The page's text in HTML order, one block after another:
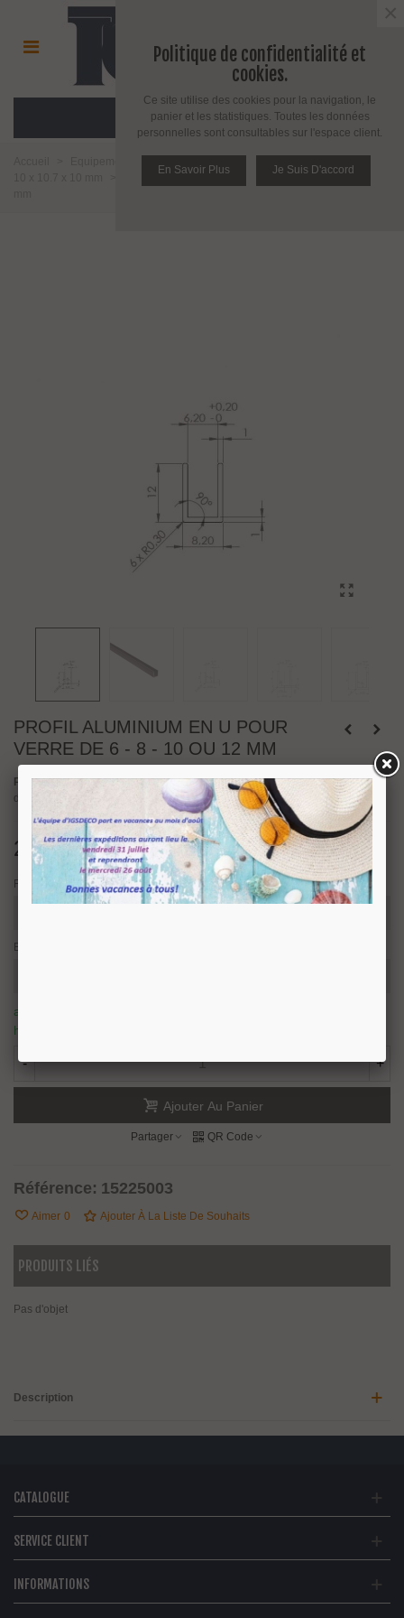
MENU
PROFIL ALUMINIUM EN U POUR
VERRE DE 6 - 8 - 10 OU 12 MM
Profil aluminium en Upour verre d'épaisseur 6 - 8 - 10 ou 12 mm. Profil
disponible en finition brillant, brossé, mat et noir.
20,30 € TTC
Finition
Epaisseur
article en stock, nous prévoyons une expédition sous 24/48
heures.
- +
Ajouter Au Panier
Partager QR Code
Référence: 15225003
Aimer 0 Ajouter À La Liste De Souhaits
PRODUITS LIÉS
Pas d'objet
Description
CATALOGUE
SERVICE CLIENT
INFORMATIONS
Politique de confidentialité et
cookies.
Ce site utilise des cookies pour la navigation, le
panier et les statistiques. Toutes les données
personnelles sont consultables sur l'espace client.
En Savoir Plus Je Suis D'accord